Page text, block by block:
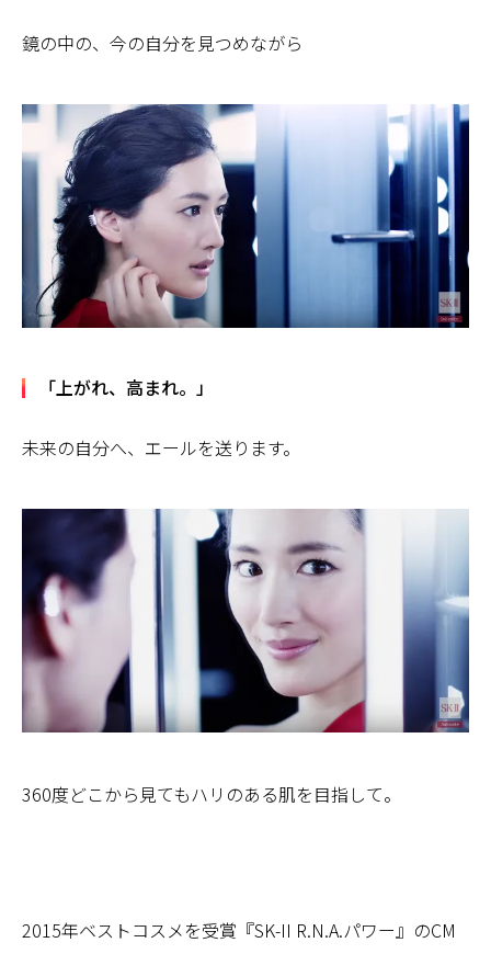
鏡の中の、今の自分を見つめながら
「上がれ、高まれ。」
未来の自分へ、エールを送ります。
360度どこから見てもハリのある肌を目指して。
2015年ベストコスメを受賞『SK-II R.N.A.パワー』のCM